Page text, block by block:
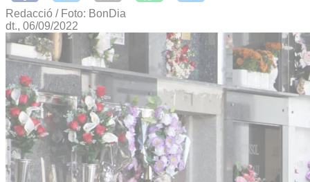
Redacció / Foto: BonDia
dt., 06/09/2022